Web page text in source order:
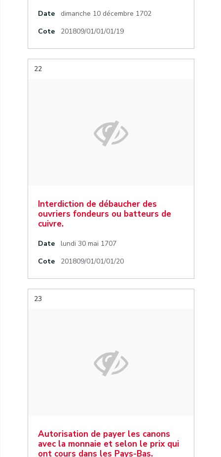
Date
dimanche 10 décembre 1702
Cote
201809/01/01/01/19
22
Interdiction de débaucher des
ouvriers fondeurs ou batteurs de
cuivre.
Date
lundi 30 mai 1707
Cote
201809/01/01/01/20
23
Autorisation de payer les canons
avec la monnaie et selon le prix qui
ont cours dans les Pays-Bas.